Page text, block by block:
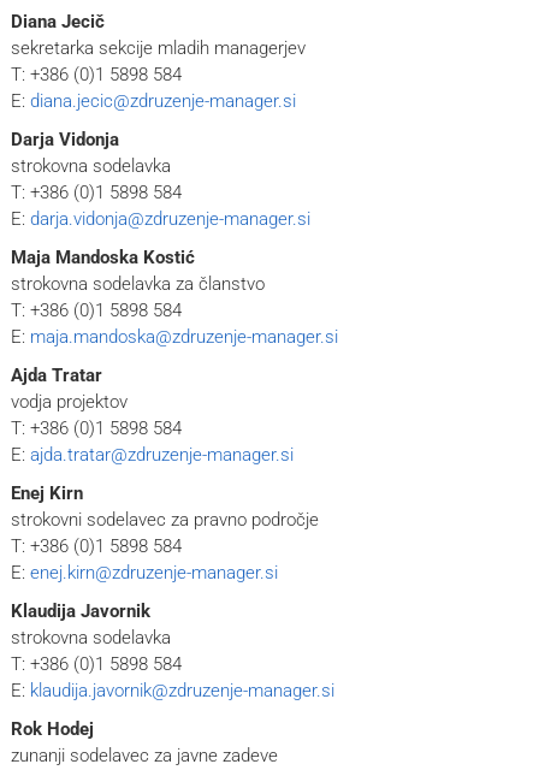
Diana Jecič
sekretarka sekcije mladih managerjev
T: +386 (0)1 5898 584
E: diana.jecic@zdruzenje-manager.si
Darja Vidonja
strokovna sodelavka
T: +386 (0)1 5898 584
E: darja.vidonja@zdruzenje-manager.si
Maja Mandoska Kostić
strokovna sodelavka za članstvo
T: +386 (0)1 5898 584
E: maja.mandoska@zdruzenje-manager.si
Ajda Tratar
vodja projektov
T: +386 (0)1 5898 584
E: ajda.tratar@zdruzenje-manager.si
Enej Kirn
strokovni sodelavec za pravno področje
T: +386 (0)1 5898 584
E: enej.kirn@zdruzenje-manager.si
Klaudija Javornik
strokovna sodelavka
T: +386 (0)1 5898 584
E: klaudija.javornik@zdruzenje-manager.si
Rok Hodej
zunanji sodelavec za javne zadeve